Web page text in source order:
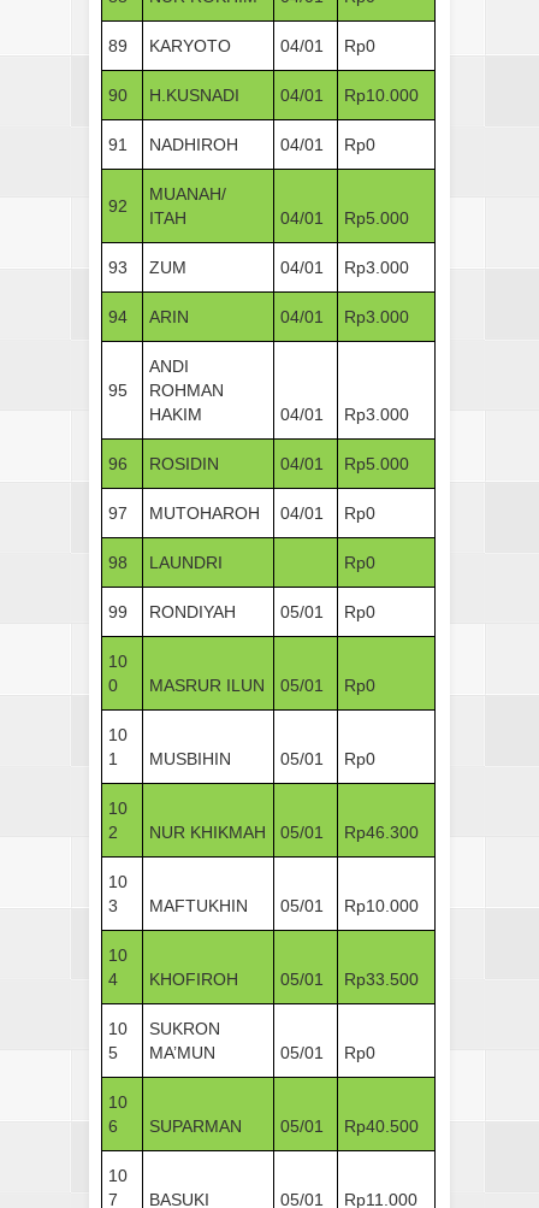
89 KARYOTO 04/01 Rp0
90 H.KUSNADI 04/01 Rp10.000
91 NADHIROH 04/01 Rp0
92
MUANAH/
ITAH
04/01 Rp5.000
93 ZUM 04/01 Rp3.000
94 ARIN 04/01 Rp3.000
95
ANDI
ROHMAN
HAKIM
04/01 Rp3.000
96 ROSIDIN 04/01 Rp5.000
97 MUTOHAROH 04/01 Rp0
98 LAUNDRI Rp0
99 RONDIYAH 05/01 Rp0
10
0
MASRUR ILUN 05/01 Rp0
10
1
MUSBIHIN 05/01 Rp0
10
2
NUR KHIKMAH 05/01 Rp46.300
10
3
MAFTUKHIN 05/01 Rp10.000
10
4
KHOFIROH 05/01 Rp33.500
10
5
SUKRON
MA’MUN
05/01 Rp0
10
6
SUPARMAN 05/01 Rp40.500
10
7
BASUKI 05/01 Rp11.000